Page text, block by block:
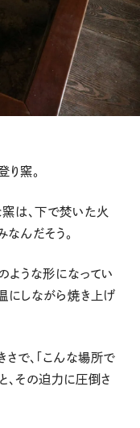
り窯。
は、下で焚いた火
んだそう。
ような形になってい
にしながら焼き上げ
で、「こんな場所で
、その迫力に圧倒さ